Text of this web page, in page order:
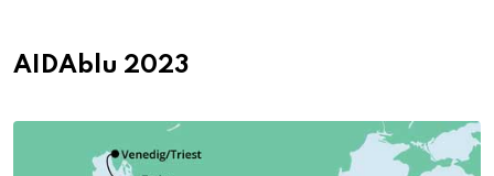
AIDAblu 2023